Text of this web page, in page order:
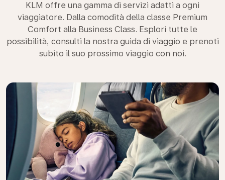
KLM offre una gamma di servizi adatti a ogni
viaggiatore. Dalla comodità della classe Premium
Comfort alla Business Class. Esplori tutte le
possibilità, consulti la nostra guida di viaggio e prenoti
subito il suo prossimo viaggio con noi.